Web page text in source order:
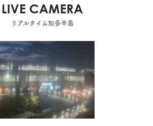
LIVE CAMERA
リアルタイム知多半島